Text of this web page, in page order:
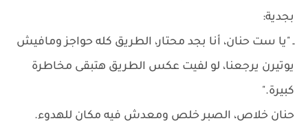
بجدية:
ـ "يا ست حنان، أنا بجد محتار، الطريق كله حواجز ومافيش
يوتيرن يرجعنا، لو لفيت عكس الطريق هتبقى مخاطرة
كبيرة."
حنان خلاص، الصبر خلص ومعدش فيه مكان للهدوء.